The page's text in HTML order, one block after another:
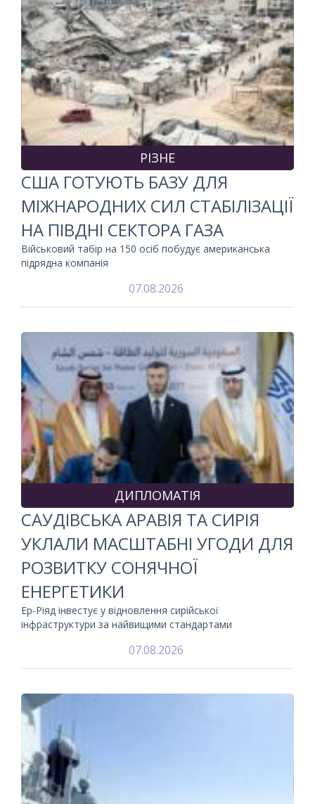
РІЗНЕ
США ГОТУЮТЬ БАЗУ ДЛЯ
МІЖНАРОДНИХ СИЛ СТАБІЛІЗАЦІЇ
НА ПІВДНІ СЕКТОРА ГАЗА
Військовий табір на 150 осіб побудує американська
підрядна компанія
07.08.2026
ДИПЛОМАТІЯ
САУДІВСЬКА АРАВІЯ ТА СИРІЯ
УКЛАЛИ МАСШТАБНІ УГОДИ ДЛЯ
РОЗВИТКУ СОНЯЧНОЇ
ЕНЕРГЕТИКИ
Ер-Ріяд інвестує у відновлення сирійської
інфраструктури за найвищими стандартами
07.08.2026